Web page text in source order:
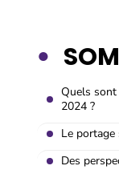
Quels sont
2024 ?
Le
Des